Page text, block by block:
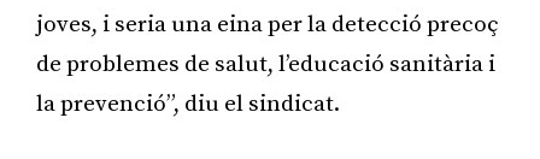
joves, i seria una eina per la detecció precoç
de problemes de salut, l’educació sanitària i
la prevenció”, diu el sindicat.